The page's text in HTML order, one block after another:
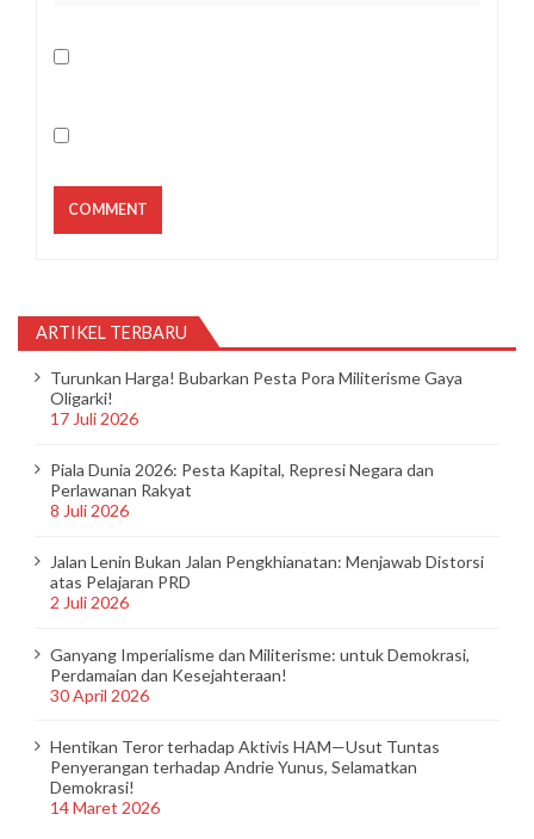
ARTIKEL TERBARU
Turunkan Harga! Bubarkan Pesta Pora Militerisme Gaya
Oligarki!
17 Juli 2026
Piala Dunia 2026: Pesta Kapital, Represi Negara dan
Perlawanan Rakyat
8 Juli 2026
Jalan Lenin Bukan Jalan Pengkhianatan: Menjawab Distorsi
atas Pelajaran PRD
2 Juli 2026
Ganyang Imperialisme dan Militerisme: untuk Demokrasi,
Perdamaian dan Kesejahteraan!
30 April 2026
Hentikan Teror terhadap Aktivis HAM—Usut Tuntas
Penyerangan terhadap Andrie Yunus, Selamatkan
Demokrasi!
14 Maret 2026